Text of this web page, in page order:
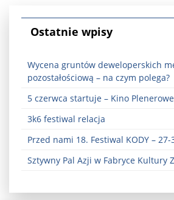
Ostatnie wpisy
Wycena gruntów deweloperskich
pozostałościową – na czym polega?
5 czerwca startuje – Kino Plenerowe
3k6 festiwal relacja
Przed nami 18. Festiwal KODY –
Sztywny Pal Azji w Fabryce Kultury